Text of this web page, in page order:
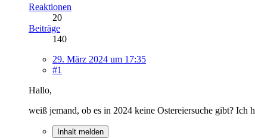
Reaktionen
20
Beiträge
140
29. März 2024 um 17:35
#1
Hallo,
weiß jemand, ob es in 2024 keine Ostereiersuche gibt?
Inhalt melden